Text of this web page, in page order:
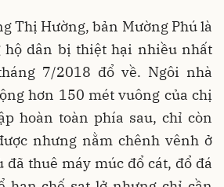
Thị Hường, bản Mường Phú là
hộ dân bị thiệt hại nhiều nhất
7/2018 đổ về. Ngôi nhà
hơn 150 mét vuông của chị
hoàn toàn phía sau, chỉ còn
nhưng nằm chênh vênh ở
đã thuê máy múc đổ cát, đổ đá